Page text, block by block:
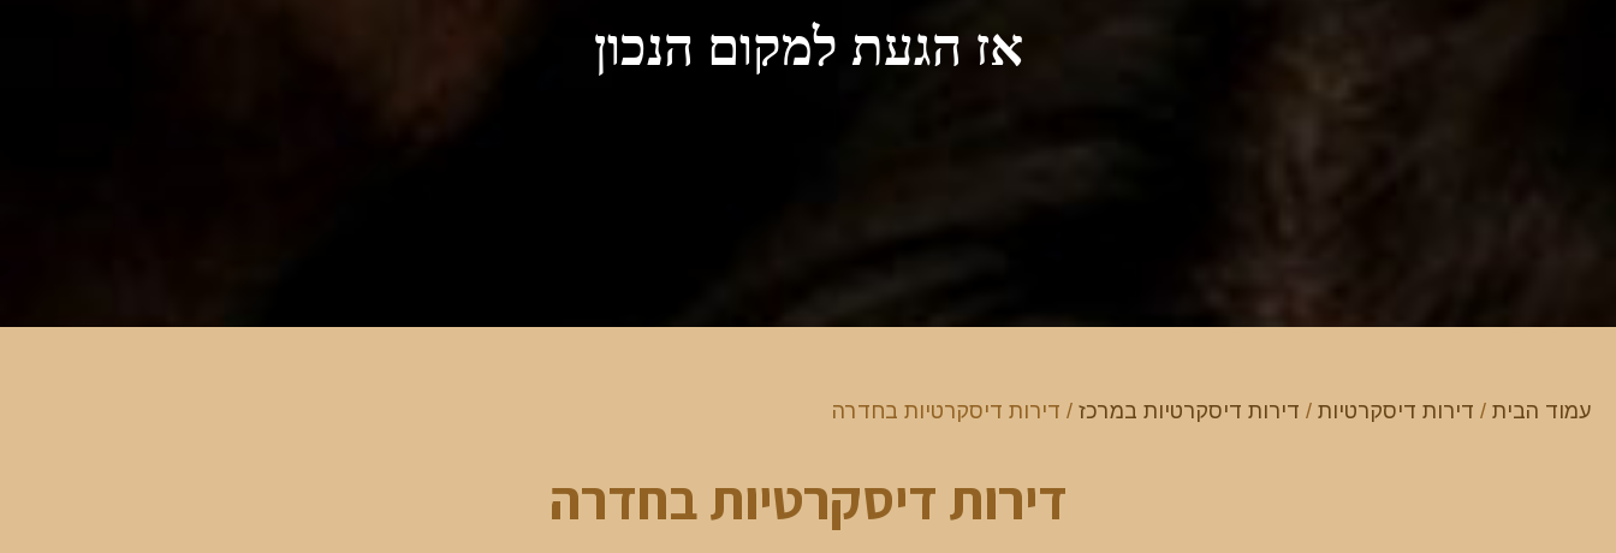
אז הגעת למקום הנכון
עמוד הבית / דירות דיסקרטיות / דירות דיסקרטיות במרכז / דירות דיסקרטיות בחדרה
דירות דיסקרטיות בחדרה